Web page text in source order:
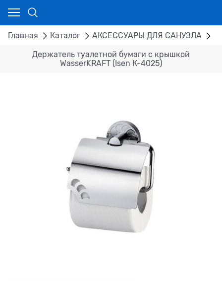
Главная Каталог АКСЕССУАРЫ ДЛЯ САНУЗЛА
Держатель туалетной бумаги с крышкой
WasserKRAFT (Isen К-4025)